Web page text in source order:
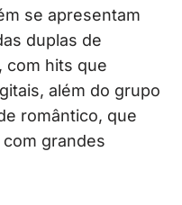
se apresentam
duplas de
com hits que
além do grupo
romântico, que
grandes